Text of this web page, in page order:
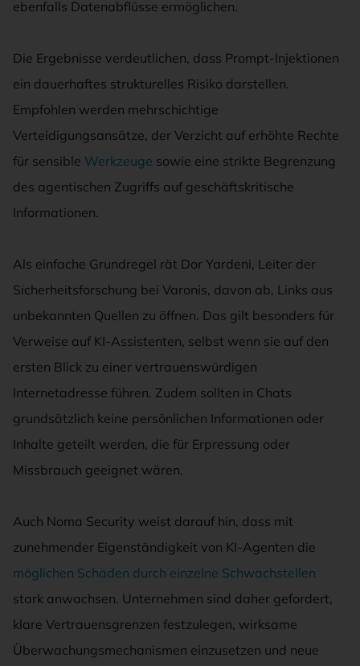
ebenfalls Datenabflüsse ermöglichen.
Die Ergebnisse verdeutlichen, dass Prompt-Injektionen
ein dauerhaftes strukturelles Risiko darstellen.
Empfohlen werden mehrschichtige
Verteidigungsansätze, der Verzicht auf erhöhte Rechte
für sensible Werkzeuge sowie eine strikte Begrenzung
des agentischen Zugriffs auf geschäftskritische
Informationen.
Als einfache Grundregel rät Dor Yardeni, Leiter der
Sicherheitsforschung bei Varonis, davon ab, Links aus
unbekannten Quellen zu öffnen. Das gilt besonders für
Verweise auf KI-Assistenten, selbst wenn sie auf den
ersten Blick zu einer vertrauenswürdigen
Internetadresse führen. Zudem sollten in Chats
grundsätzlich keine persönlichen Informationen oder
Inhalte geteilt werden, die für Erpressung oder
Missbrauch geeignet wären.
Auch Noma Security weist darauf hin, dass mit
zunehmender Eigenständigkeit von KI-Agenten die
möglichen Schäden durch einzelne Schwachstellen
stark anwachsen. Unternehmen sind daher gefordert,
klare Vertrauensgrenzen festzulegen, wirksame
Überwachungsmechanismen einzusetzen und neue